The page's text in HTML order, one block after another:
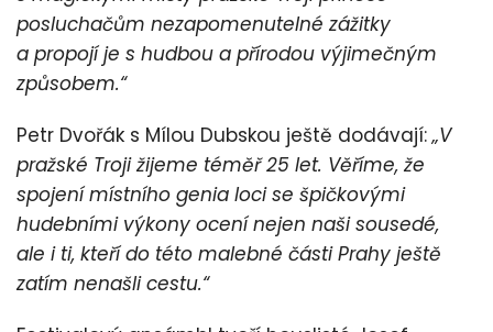
posluchačům nezapomenutelné zážitky
a propojí je s hudbou a přírodou výjimečným
způsobem.“
Petr Dvořák s Mílou Dubskou ještě dodávají:„V
pražské Troji žijeme téměř 25 let. Věříme, že
spojení místního genia loci se špičkovými
hudebními výkony ocení nejen naši sousedé,
ale i ti, kteří do této malebné části Prahy ještě
zatím nenašli cestu.“